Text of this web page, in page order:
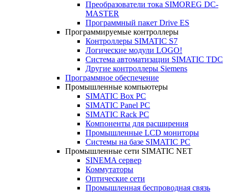
Преобразователи тока SIMOREG DC-
MASTER
Программный пакет Drive ES
Программируемые контроллеры
Контроллеры SIMATIC S7
Логические модули LOGO!
Система автоматизации SIMATIC TDC
Другие контроллеры Siemens
Программное обеспечение
Промышленные компьютеры
SIMATIC Box PC
SIMATIC Panel PС
SIMATIC Rack PC
Компоненты для расширения
Промышленные LCD мониторы
Системы на базе SIMATIC PC
Промышленные сети SIMATIC NET
SINEMA сервер
Коммутаторы
Оптические сети
Промышленная беспроводная связь